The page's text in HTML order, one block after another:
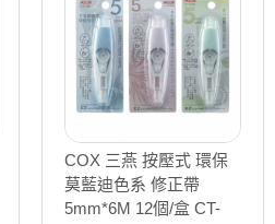
COX 三燕 按壓式 環保
莫藍迪色系 修正帶
5mm*6M 12個/盒 CT-